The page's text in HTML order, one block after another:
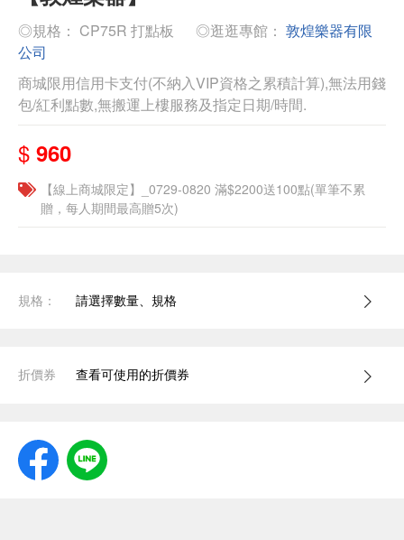
◎規格： CP75R 打點板 ◎逛逛專館： 敦煌樂器有限
公司
商城限用信用卡支付(不納入VIP資格之累積計算),無法用錢
包/紅利點數,無搬運上樓服務及指定日期/時間.
$ 960
【線上商城限定】_0729-0820 滿$2200送100點(單筆不累
贈，每人期間最高贈5次)
規格： 請選擇數量、規格
折價券 查看可使用的折價券